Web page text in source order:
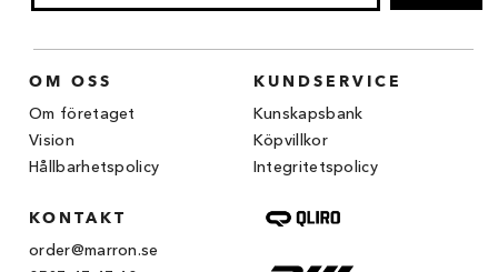
Original Beans
Webbutiken MARRON drivs av Marron
Chokladfackhandel AB.
© 2026. Alla rättigheter reserverade.
OM OSS
Om företaget
Vision
Hållbarhetspolicy
KUNDSERVICE
Kunskapsbank
Köpvillkor
Integritetspolicy
KONTAKT
order@marron.se